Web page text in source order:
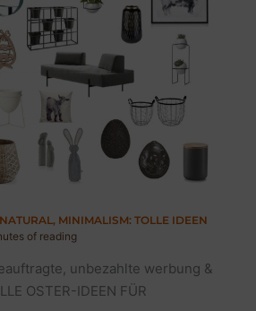
MINIMALISM: TOLLE IDEEN
of reading
unbezahlte werbung &
OSTER-IDEEN FÜR